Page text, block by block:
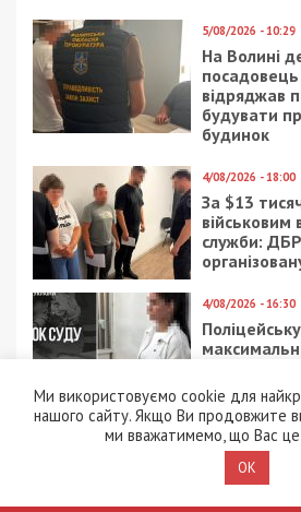
5/08/2026 - 10:29
На Волині
посадовець
відряджав
будувати
будинок
4/08/2026 - 18:00
За $13
військовим
служби:
4/08/2026 - 16:30
ДТП, у якій
річна
4/08/2026 - 15:00
Вибухи на
Ми використовуємо cookie для
нашого сайту. Якщо Ви продовжите
ми вважатимемо, що Вас
OK